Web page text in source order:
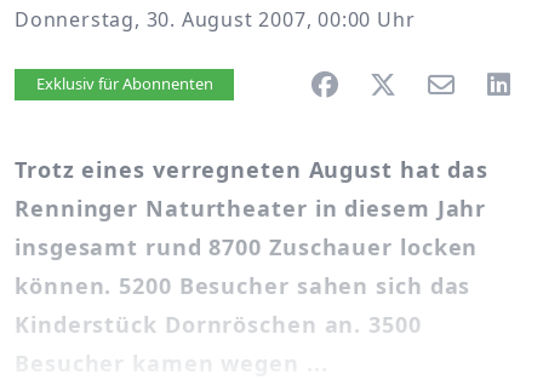
Donnerstag, 30. August 2007, 00:00 Uhr
Artikel vorlesen
Exklusiv für Abonnenten
Trotz eines verregneten August hat das
Renninger Naturtheater in diesem Jahr
insgesamt rund 8700 Zuschauer locken
können. 5200 Besucher sahen sich das
Kinderstück Dornröschen an. 3500
Besucher kamen wegen ...